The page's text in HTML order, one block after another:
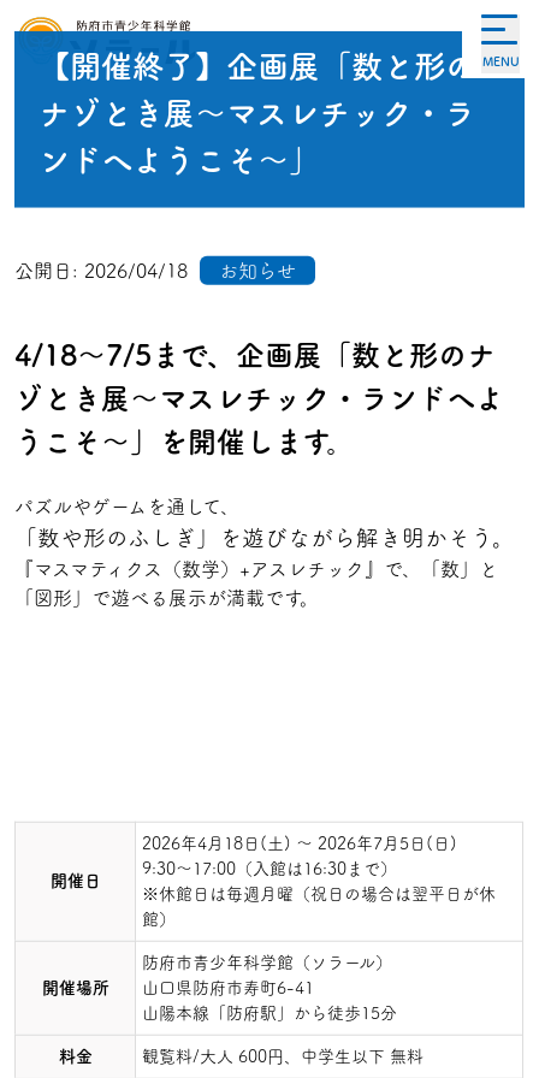
MENU
【開催終了】企画展「数と形の
ナゾとき展～マスレチック・ラ
ンドへようこそ～」
公開日: 2026/04/18 お知らせ
4/18～7/5まで、企画展「数と形のナ
ゾとき展～マスレチック・ランドへよ
うこそ～」を開催します。
パズルやゲームを通して、
「数や形のふしぎ」を遊びながら解き明かそう。
『マスマティクス（数学）+アスレチック』で、「数」と
「図形」で遊べる展示が満載です。
開催日
2026年4月18日(土) ～ 2026年7月5日(日)
9:30～17:00（入館は16:30まで）
※休館日は毎週月曜（祝日の場合は翌平日が休
館）
開催場所
防府市青少年科学館（ソラール）
山口県防府市寿町6-41
山陽本線「防府駅」から徒歩15分
料金 観覧料/大人 600円、中学生以下 無料